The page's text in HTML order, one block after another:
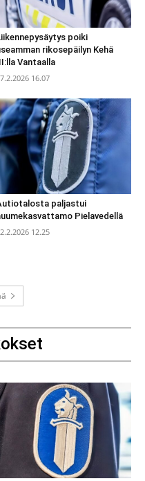
poiki
rikosepäilyn Kehä
Vantaalla
16.07
paljastui
Pielavedellä
12.25